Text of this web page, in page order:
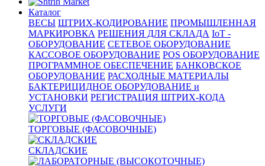
Каталог
ВЕСЫ ШТРИХ-КОДИРОВАНИЕ ПРОМЫШЛЕННАЯ
МАРКИРОВКА РЕШЕНИЯ ДЛЯ СКЛАДА IoT -
ОБОРУДОВАНИЕ СЕТЕВОЕ ОБОРУДОВАНИЕ
КАССОВОЕ ОБОРУДОВАНИЕ POS ОБОРУДОВАНИЕ
ПРОГРАММНОЕ ОБЕСПЕЧЕНИЕ БАНКОВСКОЕ
ОБОРУДОВАНИЕ РАСХОДНЫЕ МАТЕРИАЛЫ
БАКТЕРИЦИДНОЕ ОБОРУДОВАНИЕ и
УСТАНОВКИ РЕГИСТРАЦИЯ ШТРИХ-КОДА
УСЛУГИ
ТОРГОВЫЕ (ФАСОВОЧНЫЕ)
СКЛАДСКИЕ